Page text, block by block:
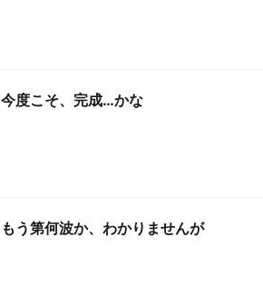
今度こそ、完成…かな
もう第何波か、わかりませんが